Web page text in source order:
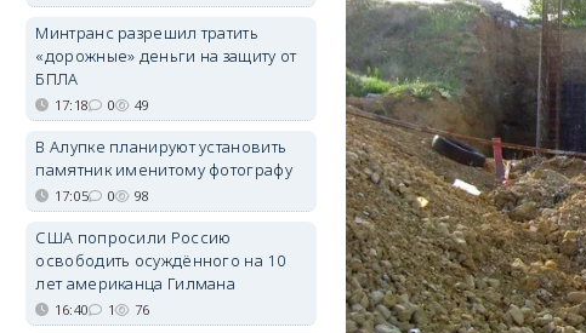
Минтранс разрешил тратить
«дорожные» деньги на защиту от
БПЛА
17:18 0 49
В Алупке планируют установить
памятник именитому фотографу
17:05 0 98
США попросили Россию
освободить осуждённого на 10
лет американца Гилмана
16:40 1 76